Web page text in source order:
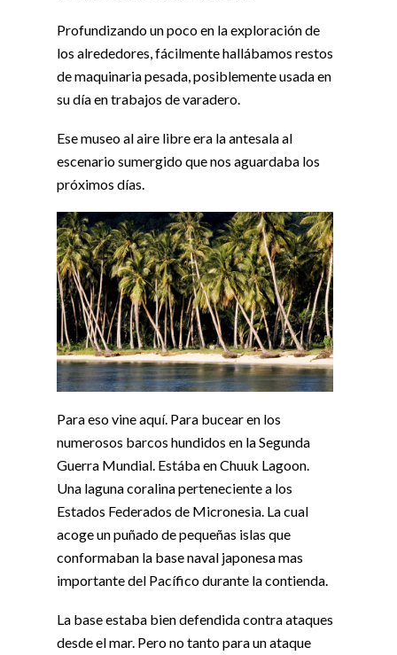
Profundizando un poco en la exploración de
los alrededores, fácilmente hallábamos restos
de maquinaria pesada, posiblemente usada en
su día en trabajos de varadero.
Ese museo al aire libre era la antesala al
escenario sumergido que nos aguardaba los
próximos días.
Para eso vine aquí. Para bucear en los
numerosos barcos hundidos en la Segunda
Guerra Mundial. Estába en Chuuk Lagoon.
Una laguna coralina perteneciente a los
Estados Federados de Micronesia. La cual
acoge un puñado de pequeñas islas que
conformaban la base naval japonesa mas
importante del Pacífico durante la contienda.
La base estaba bien defendida contra ataques
desde el mar. Pero no tanto para un ataque